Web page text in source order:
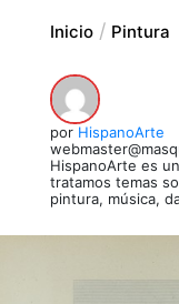
Inicio Pintura
por HispanoArte
HispanoArte es
tratamos temas
pintura, música,